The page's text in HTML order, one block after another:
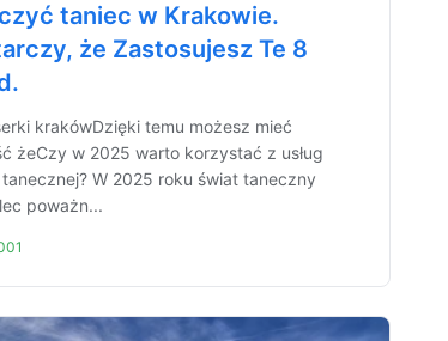
taniec w Krakowie.
że Zastosujesz Te 8
krakówDzięki temu możesz mieć
żeCzy w 2025 warto korzystać z usług
W 2025 roku świat taneczny
poważn...